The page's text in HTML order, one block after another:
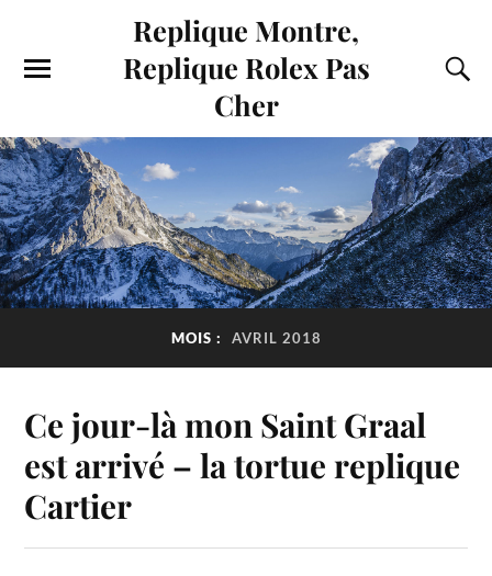
Replique Montre,
Replique Rolex Pas
Cher
MOIS : AVRIL 2018
Ce jour-là mon Saint Graal
est arrivé – la tortue replique
Cartier